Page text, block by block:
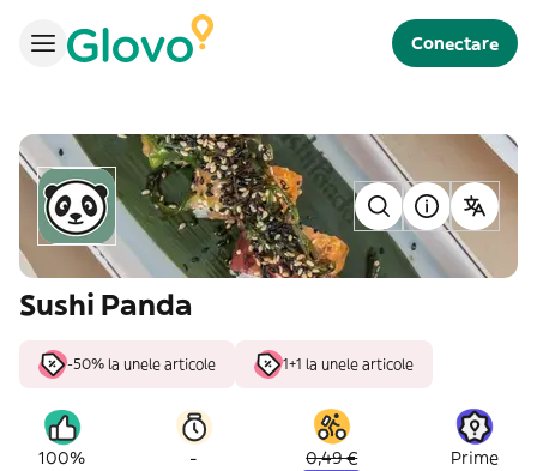
Conectare
Sushi Panda
-50% la unele articole 1+1 la unele articole
100% - 0,49 € Prime